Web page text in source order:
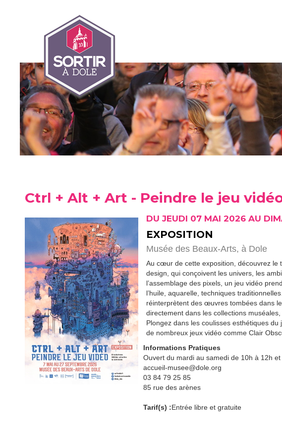
Ctrl + Alt + Art - Peindre le jeu
DU JEUDI 07 MAI 2026 AU
EXPOSITION
Musée des Beaux-Arts, à Dole
Au cœur de cette exposition, découvrez le
design, qui conçoivent les univers, les
l’assemblage des pixels, un jeu vidéo
l’huile, aquarelle, techniques
réinterprètent des œuvres tombées dans
directement dans les collections
Plongez dans les coulisses esthétiques
de nombreux jeux vidéo comme Clair
Informations Pratiques
Ouvert du mardi au samedi de 10h à 12h
accueil-musee@dole.org
03 84 79 25 85
85 rue des arènes
Tarif(s) :Entrée libre et gratuite